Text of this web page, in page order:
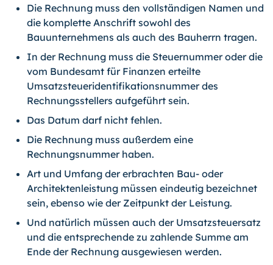
Die Rechnung muss den vollständigen Namen und
die komplette Anschrift sowohl des
Bauunternehmens als auch des Bauherrn tragen.
In der Rechnung muss die Steuernummer oder die
vom Bundesamt für Finanzen erteilte
Umsatzsteueridentifikationsnummer des
Rechnungsstellers aufgeführt sein.
Das Datum darf nicht fehlen.
Die Rechnung muss außerdem eine
Rechnungsnummer haben.
Art und Umfang der erbrachten Bau- oder
Architektenleistung müssen eindeutig bezeichnet
sein, ebenso wie der Zeitpunkt der Leistung.
Und natürlich müssen auch der Umsatzsteuersatz
und die entsprechende zu zahlende Summe am
Ende der Rechnung ausgewiesen werden.